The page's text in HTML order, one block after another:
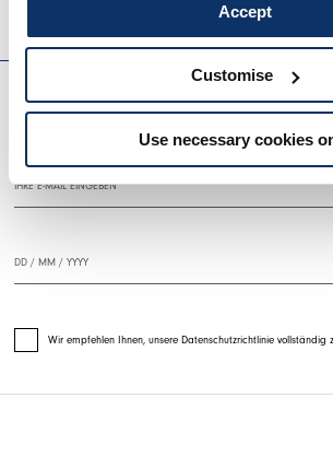
Accept
Customise
Use necessary cookies
MELDEN SIE SICH FÜR UNSEREN
Wir empfehlen Ihnen, unsere Datenschutzrichtlinie vollständig